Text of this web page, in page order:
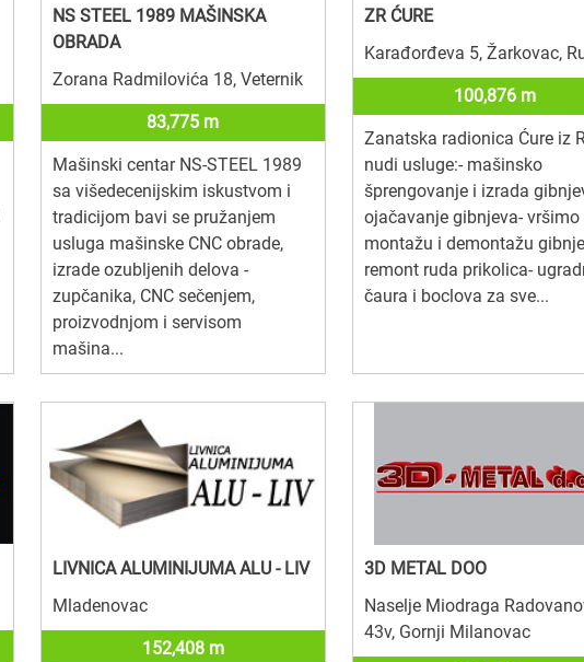
NS STEEL 1989 MAŠINSKA
OBRADA
Zorana Radmilovića 18, Veternik
83,775 m
Mašinski centar NS-STEEL 1989
sa višedecenijskim iskustvom i
tradicijom bavi se pružanjem
usluga mašinske CNC obrade,
izrade ozubljenih delova -
zupčanika, CNC sečenjem,
proizvodnjom i servisom
mašina...
ZR ĆURE
Karađorđeva 5, Žarkovac,
100,876 m
Zanatska radionica Ćure iz
nudi usluge:- mašinsko
šprengovanje i izrada
ojačavanje gibnjeva- vršimo
montažu i demontažu
remont ruda prikolica-
čaura i boclova za sve...
LIVNICA ALUMINIJUMA ALU - LIV
Mladenovac
152,408 m
3D METAL DOO
Naselje Miodraga
43v, Gornji Milanovac